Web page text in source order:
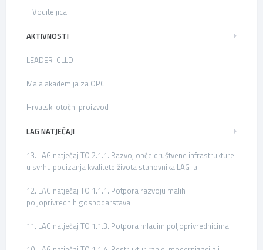
Voditeljica
AKTIVNOSTI
LEADER-CLLD
Mala akademija za OPG
Hrvatski otočni proizvod
LAG NATJEČAJI
13. LAG natječaj TO 2.1.1. Razvoj opće društvene infrastrukture
u svrhu podizanja kvalitete života stanovnika LAG-a
12. LAG natječaj TO 1.1.1. Potpora razvoju malih
poljoprivrednih gospodarstava
11. LAG natječaj TO 1.1.3. Potpora mladim poljoprivrednicima